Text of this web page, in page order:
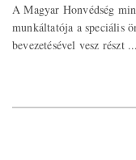
A Magyar Honvédség
munkáltatója a speciális
bevezetésével vesz részt ...